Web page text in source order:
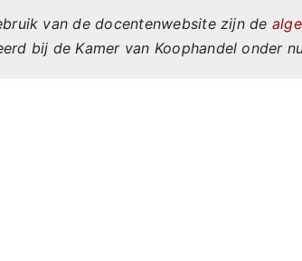
van de docentenwebsite zijn de
bij de Kamer van Koophandel onder